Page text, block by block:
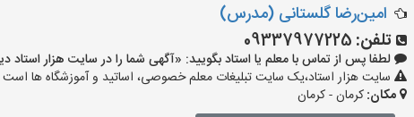
امین‌رضا گلستانی (مدرس)
تلفن: 09337977225
لطفا پس از تماس با معلم یا استاد بگویید: «آگهی شما را در سایت هزار استاد دیده ام و کد
سایت هزار استاد،یک سایت تبلیغات معلم خصوصی، اساتید و آموزشگاه ها است
مکان:کرمان - کرمان